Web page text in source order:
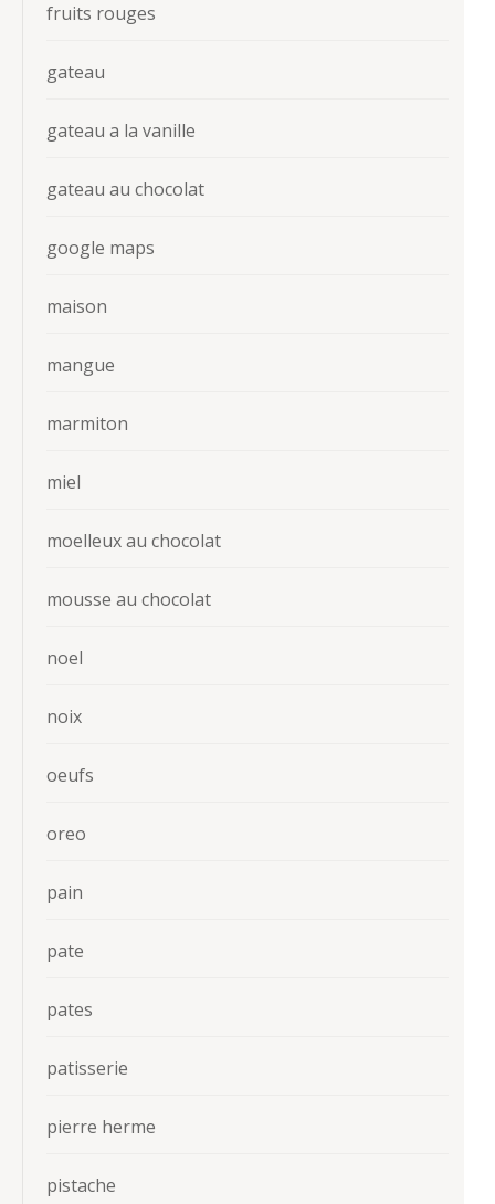
fruits rouges
gateau
gateau a la vanille
gateau au chocolat
google maps
maison
mangue
marmiton
miel
moelleux au chocolat
mousse au chocolat
noel
noix
oeufs
oreo
pain
pate
pates
patisserie
pierre herme
pistache